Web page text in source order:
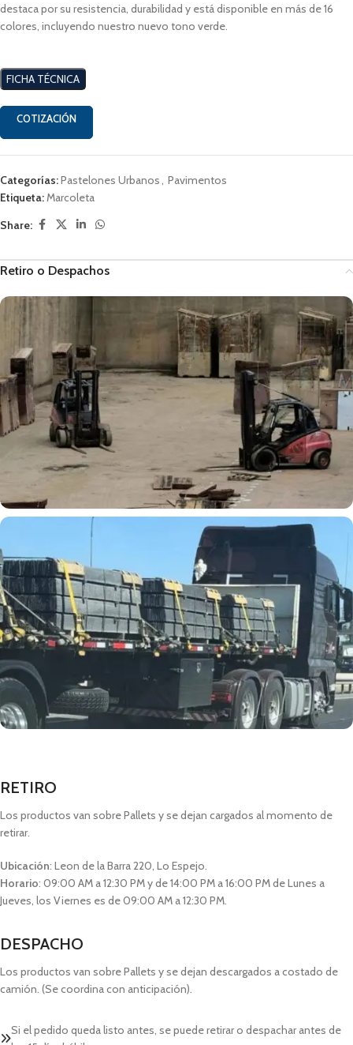
destaca por su resistencia, durabilidad y está disponible en más de 16
colores, incluyendo nuestro nuevo tono verde.
FICHA TÉCNICA
COTIZACIÓN
Categorías:Pastelones Urbanos, Pavimentos
Etiqueta:Marcoleta
Share:
Retiro o Despachos
RETIRO
Los productos van sobre Pallets y se dejan cargados al momento de
retirar.
Ubicación: Leon de la Barra 220, Lo Espejo.
Horario: 09:00 AM a 12:30 PM y de 14:00 PM a 16:00 PM de Lunes a
Jueves, los Viernes es de 09:00 AM a 12:30 PM.
DESPACHO
Los productos van sobre Pallets y se dejan descargados a costado de
camión. (Se coordina con anticipación).
Si el pedido queda listo antes, se puede retirar o despachar antes de